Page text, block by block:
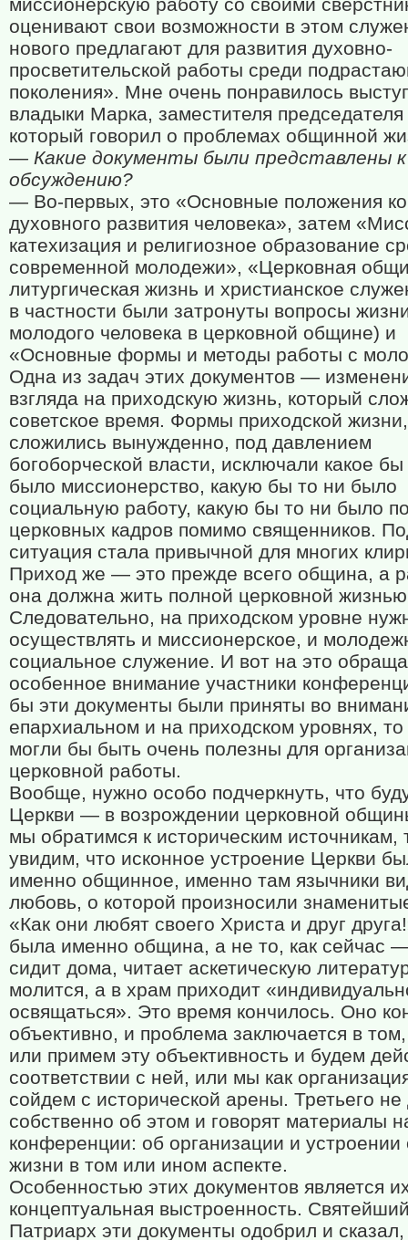
оценивают свои возможности в этом
нового предлагают для развития духовно-
просветительской работы среди
поколения». Мне очень понравилось
владыки Марка, заместителя
который говорил о проблемах общинной
— Какие документы были представлены к
обсуждению?
— Во-первых, это «Основные положения
духовного развития человека», затем
катехизация и религиозное образование
современной молодежи», «Церковная
литургическая жизнь и христианское
в частности были затронуты вопросы
молодого человека в церковной общине) и
«Основные формы и методы работы с
Одна из задач этих документов —
взгляда на приходскую жизнь, который
советское время. Формы приходской
сложились вынужденно, под давлением
богоборческой власти, исключали какое
было миссионерство, какую бы то ни было
социальную работу, какую бы то ни было
церковных кадров помимо священников.
ситуация стала привычной для многих
Приход же — это прежде всего община, а
она должна жить полной церковной
Следовательно, на приходском уровне
осуществлять и миссионерское, и
социальное служение. И вот на это
особенное внимание участники
бы эти документы были приняты во
епархиальном и на приходском уровнях,
могли бы быть очень полезны для
церковной работы.
Вообще, нужно особо подчеркнуть, что
Церкви — в возрождении церковной
мы обратимся к историческим источникам,
увидим, что исконное устроение Церкви
именно общинное, именно там язычники
любовь, о которой произносили
«Как они любят своего Христа и друг
была именно община, а не то, как сейчас
сидит дома, читает аскетическую
молится, а в храм приходит
освящаться». Это время кончилось. Оно
объективно, и проблема заключается в
или примем эту объективность и будем
соответствии с ней, или мы как
сойдем с исторической арены. Третьего
собственно об этом и говорят материалы
конференции: об организации и
жизни в том или ином аспекте.
Особенностью этих документов является
концептуальная выстроенность.
Патриарх эти документы одобрил и сказал,